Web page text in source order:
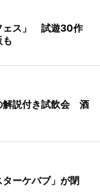
ェス」 試遊30作
も
解説付き試飲会 酒
ーケバブ」が閉